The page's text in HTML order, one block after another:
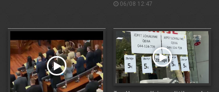
06/08 12:47